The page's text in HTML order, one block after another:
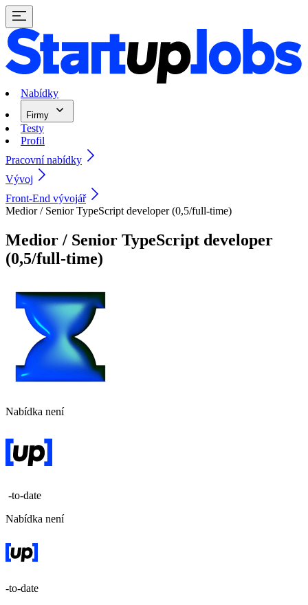
Nabídky
Firmy
Testy
Profil
Pracovní nabídky
Vývoj
Front-End vývojář
Medior / Senior TypeScript developer (0,5/full-time)
Medior / Senior TypeScript developer
(0,5/full-time)
Nabídka není
-to-date
Nabídka není
-to-date